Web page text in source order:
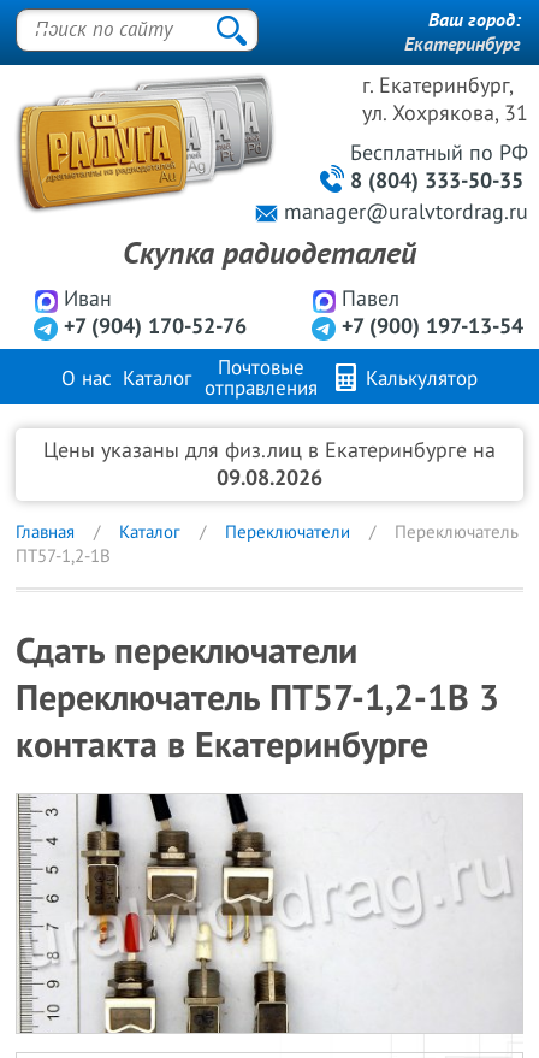
г. Екатеринбург,
ул. Хохрякова, 31
Иван
+7 (904) 170-52-76
Павел
+7 (900) 197-13-54
Бесплатный по РФ
8 (804) 333-50-35
manager@uralvtordrag.ru
Скупка радиодеталей
Ваш город:
Екатеринбург
О нас Каталог
Почтовые
отправления
Калькулятор
Продажа металлов FAQ Контакты
Цены указаны для физ.лиц в Екатеринбурге на
09.08.2026
Главная Каталог Переключатели
Переключатель
ПТ57-1,2-1В
Сдать переключатели
Переключатель ПТ57-1,2-1В 3
контакта в Екатеринбурге